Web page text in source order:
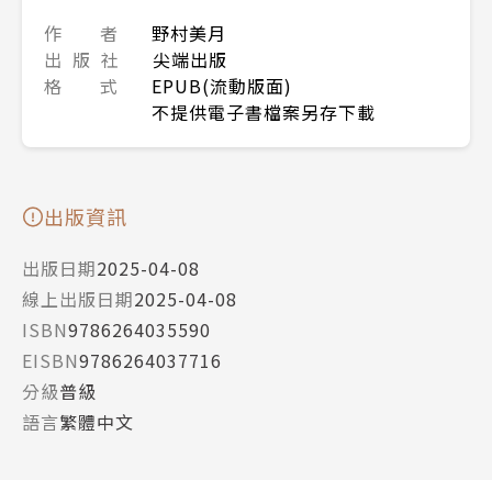
作 者
野村美月
出 版 社
尖端出版
格 式
EPUB(流動版面)
不提供電子書檔案另存下載
出版資訊
出版日期2025-04-08
線上出版日期2025-04-08
ISBN9786264035590
EISBN9786264037716
分級普級
語言繁體中文